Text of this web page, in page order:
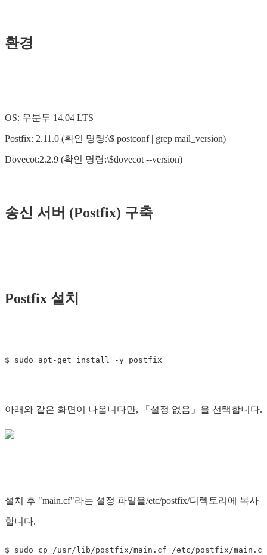
환경
OS: 우분투 14.04 LTS
Postfix: 2.11.0 (확인 명령:\$ postconf | grep mail_version)
Dovecot:2.2.9 (확인 명령:\$dovecot --version)
송신 서버 (Postfix) 구축
Postfix 설치
아래와 같은 화면이 나옵니다만, 「설정 없음」을 선택합니다.
설치 후 "main.cf"라는 설정 파일을/etc/postfix/디렉토리에 복사
합니다.